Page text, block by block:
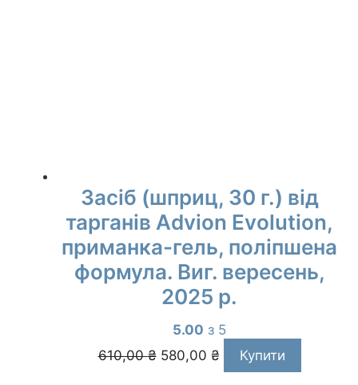
Засіб (шприц, 30 г.) від
тарганів Advion Evolution,
приманка-гель, поліпшена
формула. Виг. вересень,
2025 р.
5.00 з 5
610,00₴
Оригінальна
ціна:
580,00 ₴
Поточна
ціна:
Купити